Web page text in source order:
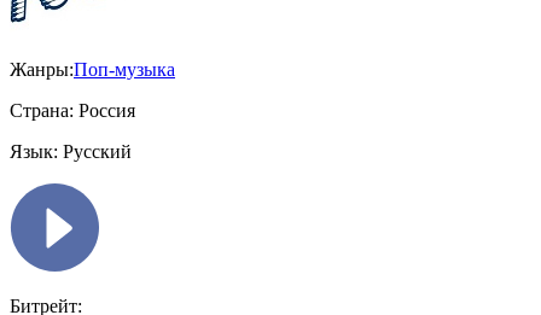
Жанры:Поп-музыка
Страна: Россия
Язык: Русский
Битрейт: